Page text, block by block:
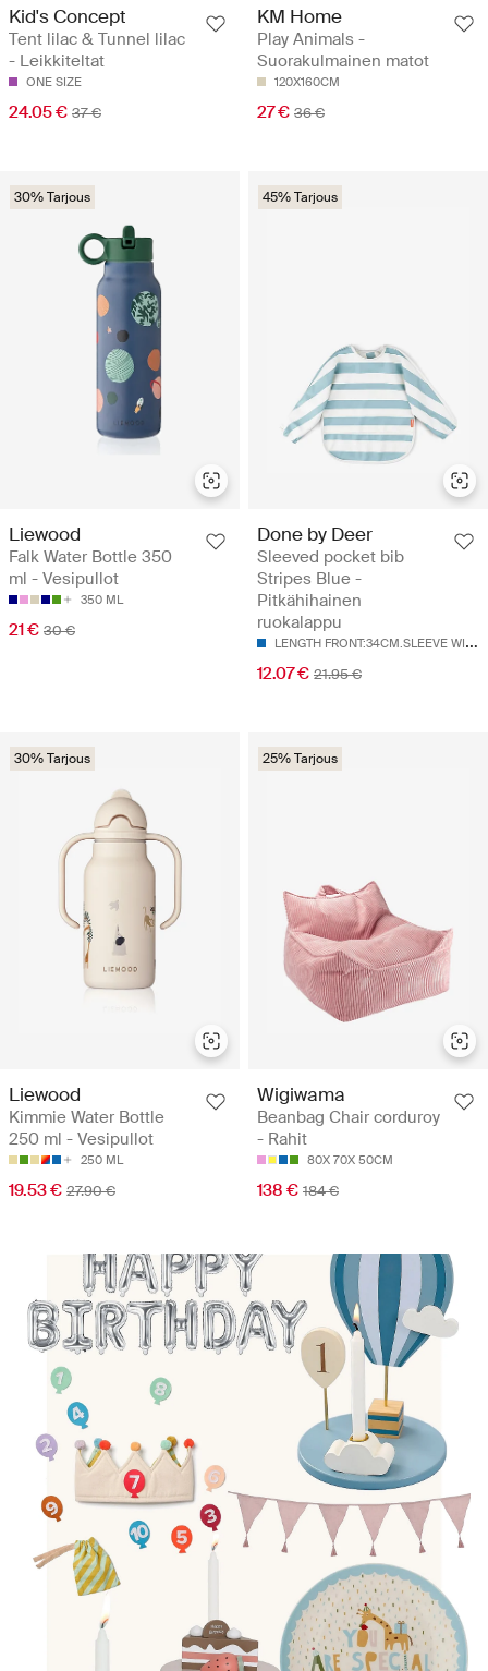
Kid's Concept
Tent lilac & Tunnel lilac
- Leikkiteltat
ONE SIZE
24.05 € 37 €
KM Home
Play Animals -
Suorakulmainen matot
120X160CM
27 € 36 €
30% Tarjous
Liewood
Falk Water Bottle 350
ml - Vesipullot
350 ML
21 € 30 €
45% Tarjous
Done by Deer
Sleeved pocket bib
Stripes Blue -
Pitkähihainen
ruokalappu
L
ENGTH FRONT:34CM.SLEEVE WIDTH:72CM
12.07 € 21.95 €
30% Tarjous
Liewood
Kimmie Water Bottle
250 ml - Vesipullot
250 ML
19.53 € 27.90 €
25% Tarjous
Wigiwama
Beanbag Chair corduroy
- Rahit
80X 70X 50CM
138 € 184 €